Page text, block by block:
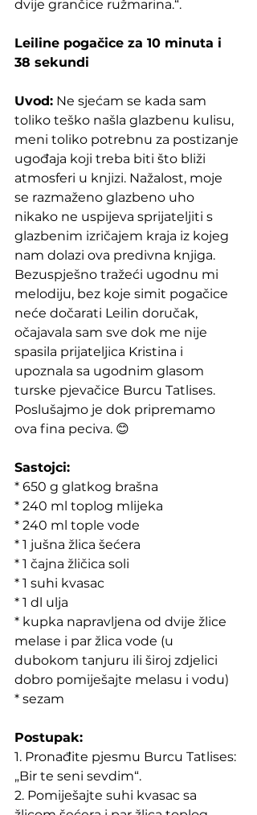
dvije grančice ružmarina.“.
Leiline pogačice za 10 minuta i
38 sekundi
Uvod: Ne sjećam se kada sam
toliko teško našla glazbenu kulisu,
meni toliko potrebnu za postizanje
ugođaja koji treba biti što bliži
atmosferi u knjizi. Nažalost, moje
se razmaženo glazbeno uho
nikako ne uspijeva sprijateljiti s
glazbenim izričajem kraja iz kojeg
nam dolazi ova predivna knjiga.
Bezuspješno tražeći ugodnu mi
melodiju, bez koje simit pogačice
neće dočarati Leilin doručak,
očajavala sam sve dok me nije
spasila prijateljica Kristina i
upoznala sa ugodnim glasom
turske pjevačice Burcu Tatlises.
Poslušajmo je dok pripremamo
ova fina peciva. 😊
Sastojci:
* 650 g glatkog brašna
* 240 ml toplog mlijeka
* 240 ml tople vode
* 1 jušna žlica šećera
* 1 čajna žličica soli
* 1 suhi kvasac
* 1 dl ulja
* kupka napravljena od dvije žlice
melase i par žlica vode (u
dubokom tanjuru ili široj zdjelici
dobro pomiješajte melasu i vodu)
* sezam
Postupak:
1. Pronađite pjesmu Burcu Tatlises:
„Bir te seni sevdim“.
2. Pomiješajte suhi kvasac sa